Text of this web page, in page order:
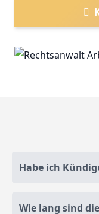
Habe ich
Wie lang sind